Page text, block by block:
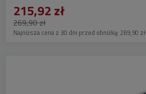
215,92 zł
269,90 zł
Najniższa cena z 30 dni przed obniżką: 269,90 zł